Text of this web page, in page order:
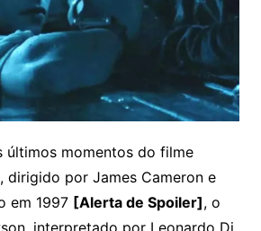
últimos momentos do filme
, dirigido por James Cameron e
em 1997 [Alerta de Spoiler], o
interpretado por Leonardo Di